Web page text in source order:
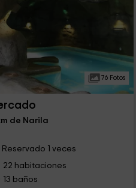
76 Fotos
de Narila
Reservado 1 veces
22 habitaciones
13 baños